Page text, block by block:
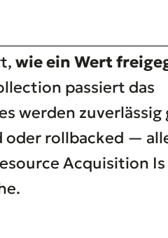
wie ein Wert
passiert das
werden zuverlässig
rollbacked —
Acquisition Is